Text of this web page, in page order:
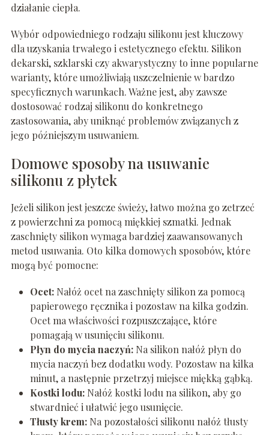
działanie ciepła.
Wybór odpowiedniego rodzaju silikonu jest kluczowy
dla uzyskania trwałego i estetycznego efektu. Silikon
dekarski, szklarski czy akwarystyczny to inne popularne
warianty, które umożliwiają uszczelnienie w bardzo
specyficznych warunkach. Ważne jest, aby zawsze
dostosować rodzaj silikonu do konkretnego
zastosowania, aby uniknąć problemów związanych z
jego późniejszym usuwaniem.
Domowe sposoby na usuwanie
silikonu z płytek
Jeżeli silikon jest jeszcze świeży, łatwo można go zetrzeć
z powierzchni za pomocą miękkiej szmatki. Jednak
zaschnięty silikon wymaga bardziej zaawansowanych
metod usuwania. Oto kilka domowych sposobów, które
mogą być pomocne:
Ocet:Nałóż ocet na zaschnięty silikon za pomocą
papierowego ręcznika i pozostaw na kilka godzin.
Ocet ma właściwości rozpuszczające, które
pomagają w usunięciu silikonu.
Płyn do mycia naczyń:Na silikon nałóż płyn do
mycia naczyń bez dodatku wody. Pozostaw na kilka
minut, a następnie przetrzyj miejsce miękką gąbką.
Kostki lodu:Nałóż kostki lodu na silikon, aby go
stwardnieć i ułatwić jego usunięcie.
Tłusty krem:Na pozostałości silikonu nałóż tłusty